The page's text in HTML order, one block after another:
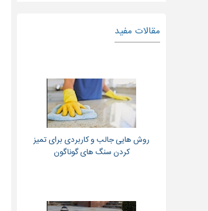
مقالات مفید
روش هایی جالب و کاربردی برای تمیز
کردن سنگ های گوناگون